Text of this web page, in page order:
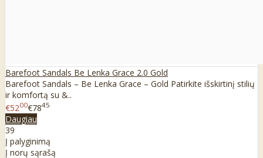
Barefoot Sandals Be Lenka Grace 2.0 Gold
Barefoot Sandals – Be Lenka Grace – Gold Patirkite išskirtinį stilių
ir komfortą su &..
€5200€7845
Daugiau
39
Į palyginimą
Į norų sąrašą